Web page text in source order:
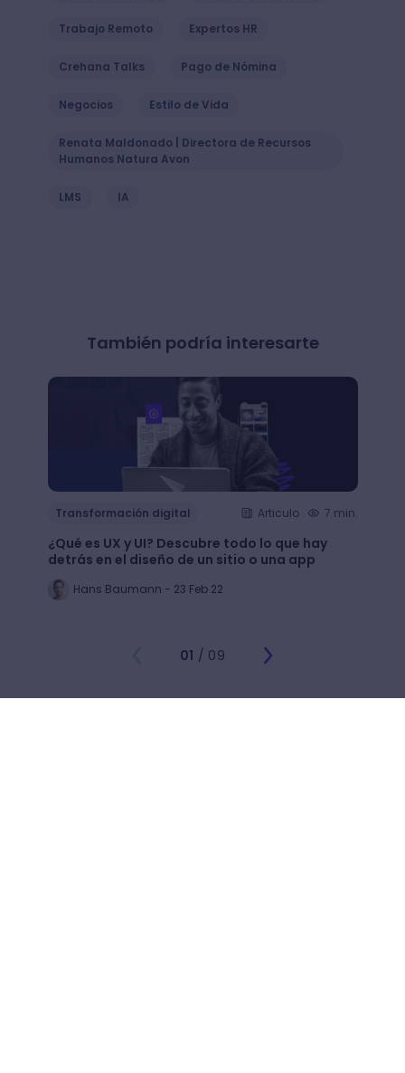
Trabajo Remoto Expertos HR
Crehana Talks Pago de Nómina
Negocios Estilo de Vida
Renata Maldonado | Directora de Recursos
Humanos Natura Avon
LMS IA
También podría interesarte
Transformación digital Articulo 7 min.
¿Qué es UX y UI? Descubre todo lo que hay
detrás en el diseño de un sitio o una app
Hans Baumann - 23 Feb 22
01 / 09